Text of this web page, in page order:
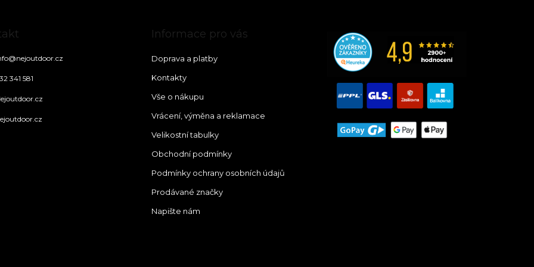
@nejoutdoor.cz
341 581
Informace pro vás
Doprava a platby
Kontakty
Vše o nákupu
Vrácení, výměna a reklamace
Velikostní tabulky
Obchodní podmínky
Podmínky ochrany osobních údajů
Prodávané značky
Napište nám